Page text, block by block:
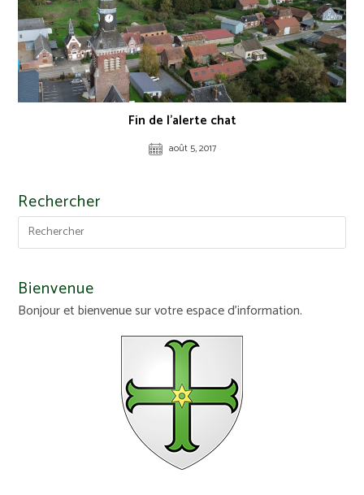
Fin de l’alerte chat
août 5, 2017
Rechercher
Bienvenue
Bonjour et bienvenue sur votre espace d'information.